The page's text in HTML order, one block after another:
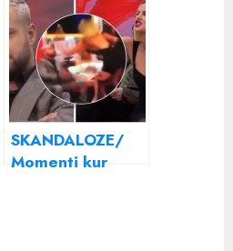
SKANDALOZE/
Momenti kur